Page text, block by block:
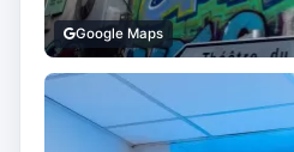
Google Maps